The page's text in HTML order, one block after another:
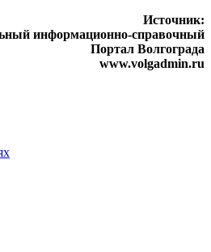
Источник:
информационно-справочный
Портал Волгограда
www.volgadmin.ru